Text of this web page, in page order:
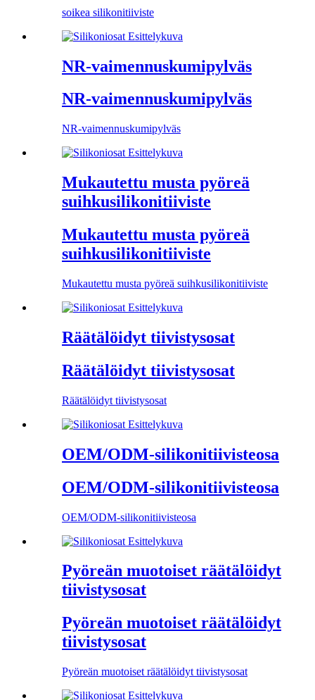
soikea silikonitiiviste
NR-vaimennuskumipylväs
NR-vaimennuskumipylväs
NR-vaimennuskumipylväs
Mukautettu musta pyöreä
suihkusilikonitiiviste
Mukautettu musta pyöreä
suihkusilikonitiiviste
Mukautettu musta pyöreä suihkusilikonitiiviste
Räätälöidyt tiivistysosat
Räätälöidyt tiivistysosat
Räätälöidyt tiivistysosat
OEM/ODM-silikonitiivisteosa
OEM/ODM-silikonitiivisteosa
OEM/ODM-silikonitiivisteosa
Pyöreän muotoiset räätälöidyt
tiivistysosat
Pyöreän muotoiset räätälöidyt
tiivistysosat
Pyöreän muotoiset räätälöidyt tiivistysosat